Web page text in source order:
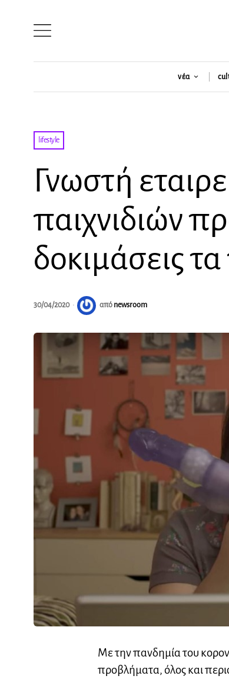
νέα
lifestyle
Γνωστή
παιχνιδιών
δοκιμάσεις
30/04/2020 από newsroom
Με την πανδημία του
προβλήματα, όλος και